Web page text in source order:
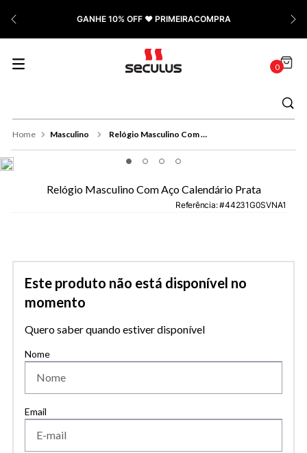
GANHE 10% OFF ❤️ PRIMEIRACOMPRA
0
Masculino Relógio Masculino Com Aço Calendário Prata
Relógio Masculino Com Aço Calendário Prata
Referência: 44231G0SVNA1
Este produto não está disponível no
momento
Quero saber quando estiver disponível
9º